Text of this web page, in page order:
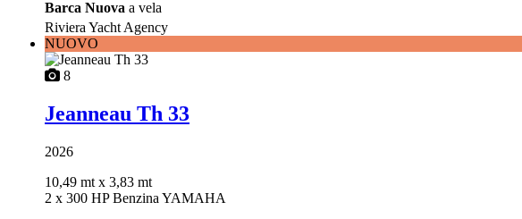
Barca Nuova a vela
Riviera Yacht Agency
NUOVO
8
Jeanneau Th 33
2026
10,49 mt x 3,83 mt
2 x 300 HP Benzina YAMAHA